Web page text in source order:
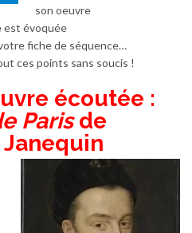
son oeuvre
est évoquée
fiche de séquence…
ces points sans soucis !
écoutée :
Parisde